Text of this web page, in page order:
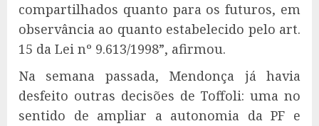
compartilhados quanto para os futuros, em
observância ao quanto estabelecido pelo art.
15 da Lei nº 9.613/1998”, afirmou.
Na semana passada, Mendonça já havia
desfeito outras decisões de Toffoli: uma no
sentido de ampliar a autonomia da PF e